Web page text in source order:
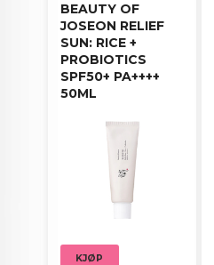
BEAUTY OF
JOSEON RELIEF
SUN: RICE +
PROBIOTICS
SPF50+ PA++++
50ML
KJØP